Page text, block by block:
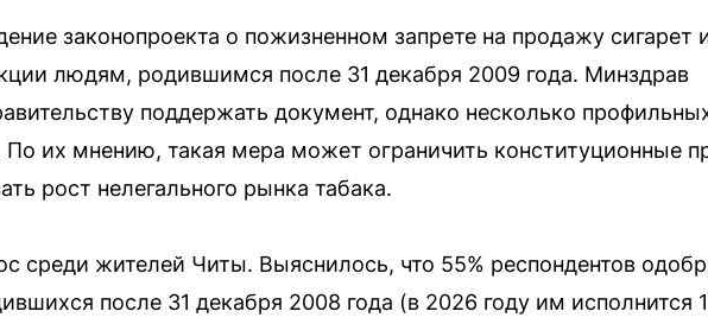
законопроекта о пожизненном запрете на продажу сигарет
людям, родившимся после 31 декабря 2009 года. Минздрав
поддержать документ, однако несколько
их мнению, такая мера может ограничить конституционные
рост нелегального рынка табака.
среди жителей Читы. Выяснилось, что 55% респондентов
после 31 декабря 2008 года (в 2026 году им исполнится